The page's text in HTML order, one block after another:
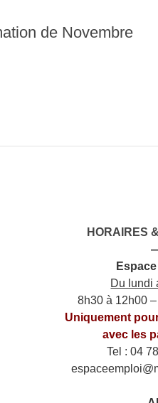
de Novembre
HORAIRES
Du lundi
8h30 à 12h00
Uniquement
avec les
Tel : 04